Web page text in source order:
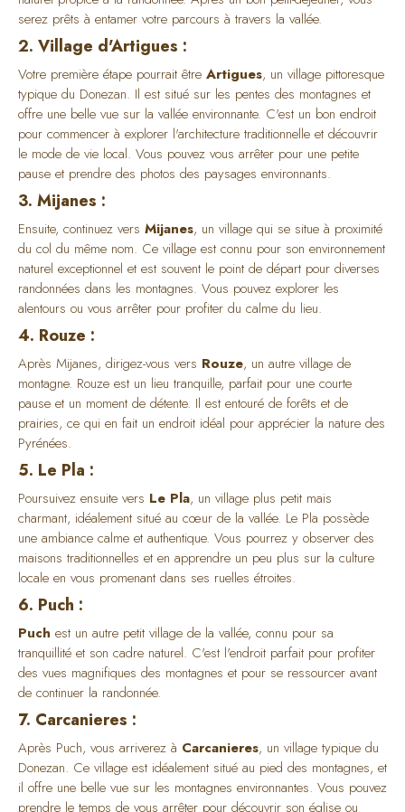
serez prêts à entamer votre parcours à travers la vallée.
2. Village d'Artigues :
Votre première étape pourrait être Artigues, un village pittoresque
typique du Donezan. Il est situé sur les pentes des montagnes et
offre une belle vue sur la vallée environnante. C'est un bon endroit
pour commencer à explorer l'architecture traditionnelle et découvrir
le mode de vie local. Vous pouvez vous arrêter pour une petite
pause et prendre des photos des paysages environnants.
3. Mijanes :
Ensuite, continuez vers Mijanes, un village qui se situe à proximité
du col du même nom. Ce village est connu pour son environnement
naturel exceptionnel et est souvent le point de départ pour diverses
randonnées dans les montagnes. Vous pouvez explorer les
alentours ou vous arrêter pour profiter du calme du lieu.
4. Rouze :
Après Mijanes, dirigez-vous vers Rouze, un autre village de
montagne. Rouze est un lieu tranquille, parfait pour une courte
pause et un moment de détente. Il est entouré de forêts et de
prairies, ce qui en fait un endroit idéal pour apprécier la nature des
Pyrénées.
5. Le Pla :
Poursuivez ensuite vers Le Pla, un village plus petit mais
charmant, idéalement situé au cœur de la vallée. Le Pla possède
une ambiance calme et authentique. Vous pourrez y observer des
maisons traditionnelles et en apprendre un peu plus sur la culture
locale en vous promenant dans ses ruelles étroites.
6. Puch :
Puch est un autre petit village de la vallée, connu pour sa
tranquillité et son cadre naturel. C'est l'endroit parfait pour profiter
des vues magnifiques des montagnes et pour se ressourcer avant
de continuer la randonnée.
7. Carcanieres :
Après Puch, vous arriverez à Carcanieres, un village typique du
Donezan. Ce village est idéalement situé au pied des montagnes, et
il offre une belle vue sur les montagnes environnantes. Vous pouvez
prendre le temps de vous arrêter pour découvrir son église ou